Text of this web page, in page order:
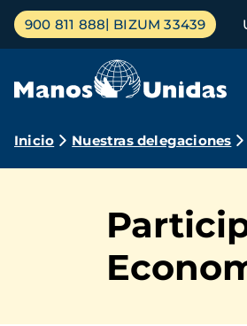
Pasar
contenido
Menú
principal
900 811 888 BIZUM 33439
Ruta
navegación
Inicio Nuestras delegaciones